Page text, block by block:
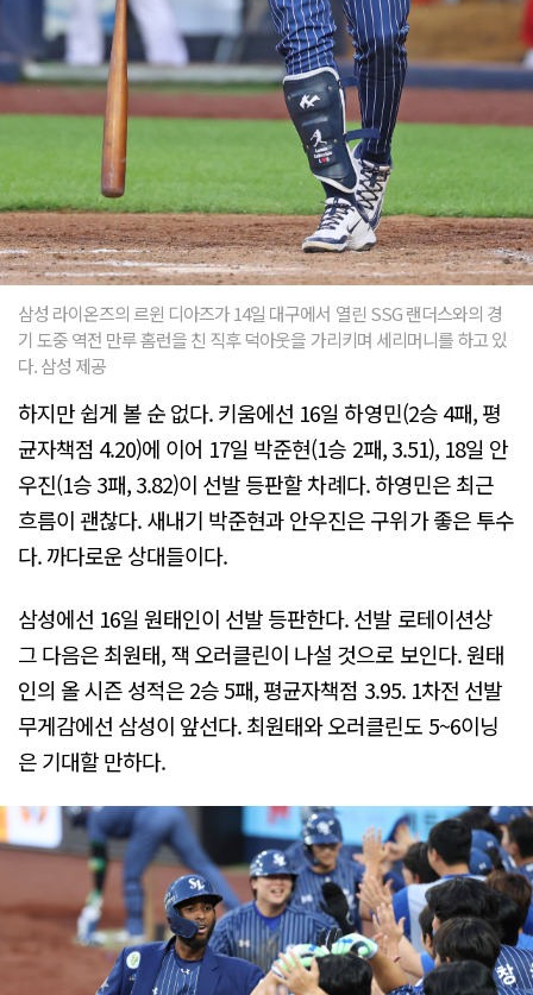
삼성 라이온즈의 르윈 디아즈가 14일 대구에서 열린 SSG 랜더스와의 경
기 도중 역전 만루 홈런을 친 직후 덕아웃을 가리키며 세리머니를 하고 있
다. 삼성 제공
하지만 쉽게 볼 순 없다. 키움에선 16일 하영민(2승 4패, 평
균자책점 4.20)에 이어 17일 박준현(1승 2패, 3.51), 18일 안
우진(1승 3패, 3.82)이 선발 등판할 차례다. 하영민은 최근
흐름이 괜찮다. 새내기 박준현과 안우진은 구위가 좋은 투수
다. 까다로운 상대들이다.
삼성에선 16일 원태인이 선발 등판한다. 선발 로테이션상
그 다음은 최원태, 잭 오러클린이 나설 것으로 보인다. 원태
인의 올 시즌 성적은 2승 5패, 평균자책점 3.95. 1차전 선발
무게감에선 삼성이 앞선다. 최원태와 오러클린도 5~6이닝
은 기대할 만하다.